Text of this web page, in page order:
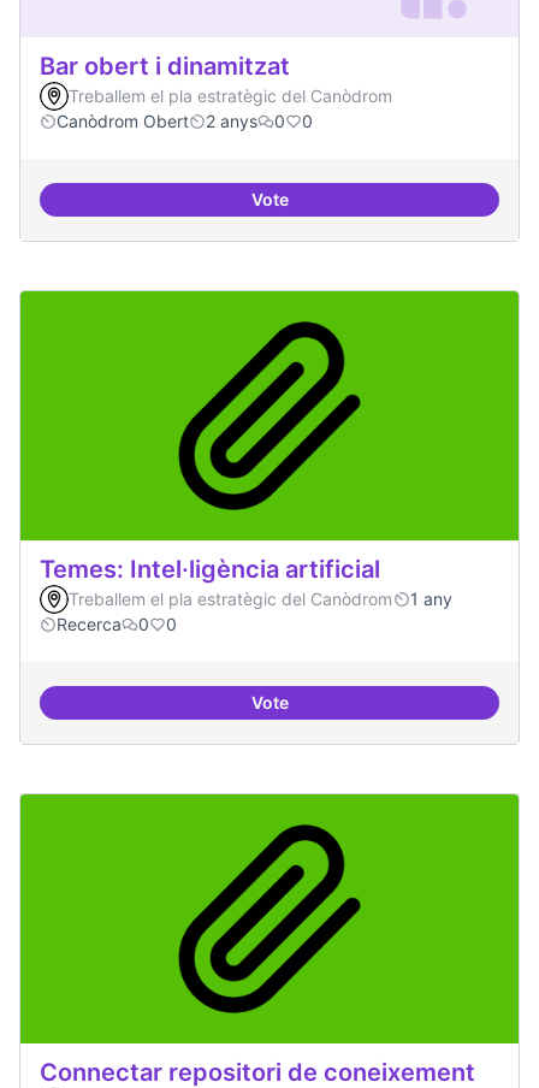
Bar obert i dinamitzat
Treballem el pla estratègic del Canòdrom
Canòdrom Obert
2 anys 0 0
VoteBar obert i dinamitzat
Temes: Intel·ligència artificial
Treballem el pla estratègic del Canòdrom
1 any
Recerca
0 0
VoteTemes: Intel·ligència artificial
Connectar repositori de coneixement